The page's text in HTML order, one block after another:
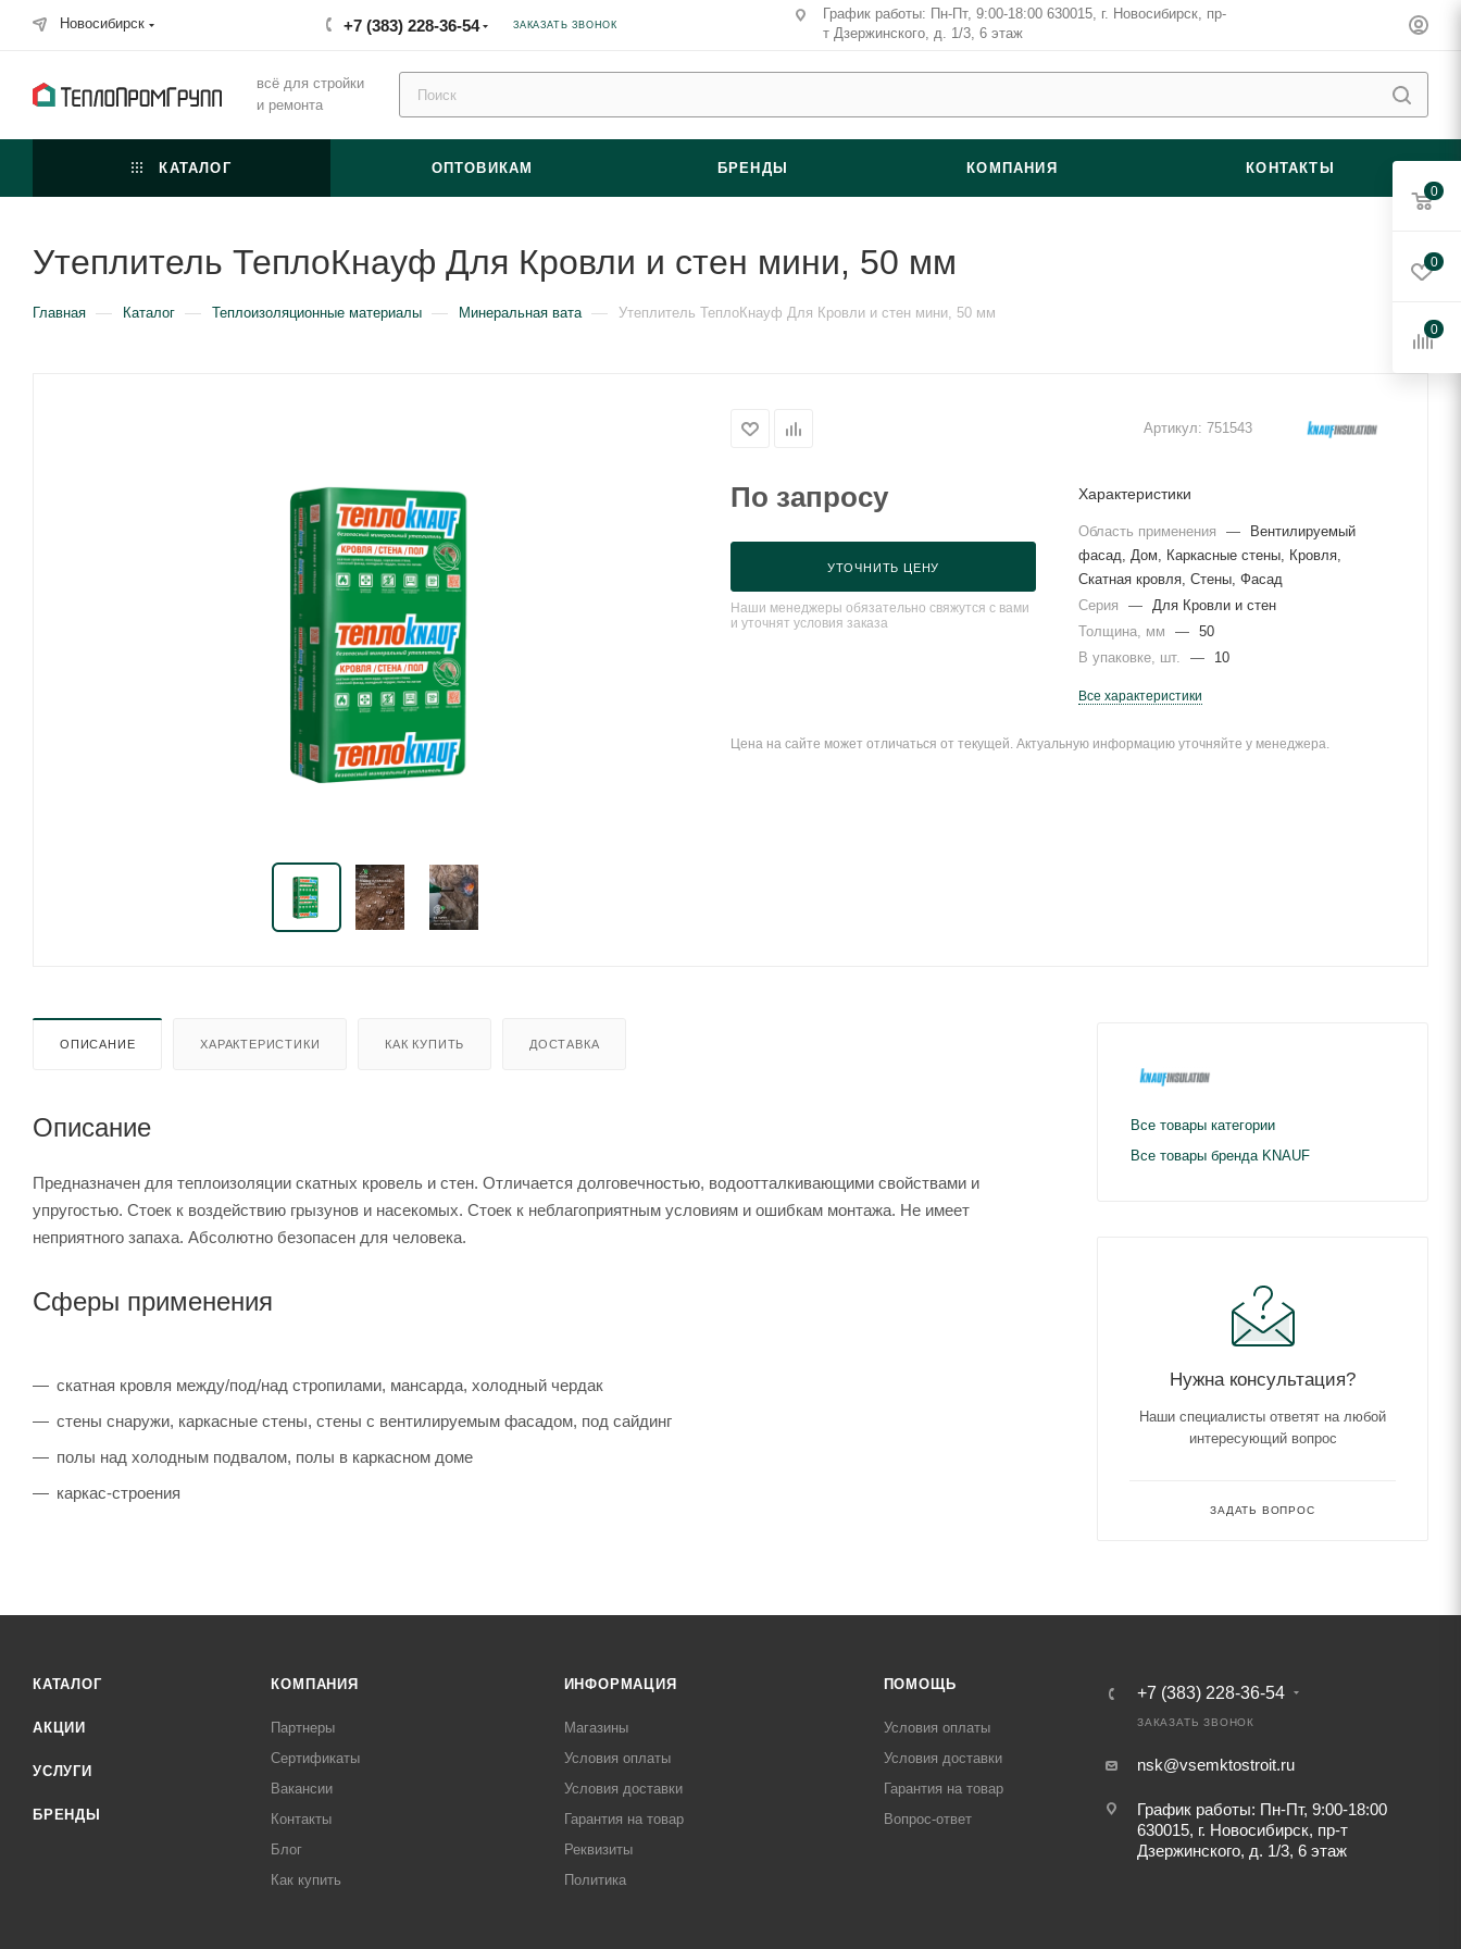
Новосибирск +7 (383) 228-36-54 ЗАКАЗАТЬ ЗВОНОК
График работы: Пн-Пт, 9:00-18:00 630015, г. Новосибирск, пр-
т Дзержинского, д. 1/3, 6 этаж
всё для стройки
и ремонта
КАТАЛОГ ОПТОВИКАМ БРЕНДЫ КОМПАНИЯ КОНТАКТЫ
Утеплитель ТеплоКнауф Для Кровли и стен мини, 50 мм
Главная — Каталог — Теплоизоляционные материалы — Минеральная вата — Утеплитель ТеплоКнауф Для Кровли и стен мини, 50 мм
Артикул: 751543
По запросу
УТОЧНИТЬ ЦЕНУ
Наши менеджеры обязательно свяжутся с вами
и уточнят условия заказа
Характеристики
Область применения —
Вентилируемый
фасад, Дом, Каркасные стены, Кровля,
Скатная кровля, Стены, Фасад
Серия
— Для Кровли и стен
Толщина, мм
— 50
В упаковке, шт.
— 10
Все характеристики
Цена на сайте может отличаться от текущей. Актуальную информацию уточняйте у менеджера.
ОПИСАНИЕ ХАРАКТЕРИСТИКИ КАК КУПИТЬ ДОСТАВКА
Описание
Предназначен для теплоизоляции скатных кровель и стен. Отличается долговечностью, водоотталкивающими свойствами и
упругостью. Стоек к воздействию грызунов и насекомых. Стоек к неблагоприятным условиям и ошибкам монтажа. Не имеет
неприятного запаха. Абсолютно безопасен для человека.
Сферы применения
скатная кровля между/под/над стропилами, мансарда, холодный чердак
стены снаружи, каркасные стены, стены с вентилируемым фасадом, под сайдинг
полы над холодным подвалом, полы в каркасном доме
каркас-строения
Все товары категории
Все товары бренда KNAUF
Нужна консультация?
Наши специалисты ответят на любой
интересующий вопрос
ЗАДАТЬ ВОПРОС
КАТАЛОГ
АКЦИИ
УСЛУГИ
БРЕНДЫ
КОМПАНИЯ
Партнеры
Сертификаты
Вакансии
Контакты
Блог
Как купить
ИНФОРМАЦИЯ
Магазины
Условия оплаты
Условия доставки
Гарантия на товар
Реквизиты
Политика
ПОМОЩЬ
Условия оплаты
Условия доставки
Гарантия на товар
Вопрос-ответ
+7 (383) 228-36-54
ЗАКАЗАТЬ ЗВОНОК
nsk@vsemktostroit.ru
График работы: Пн-Пт, 9:00-18:00
630015, г. Новосибирск, пр-т
Дзержинского, д. 1/3, 6 этаж
0
0
0